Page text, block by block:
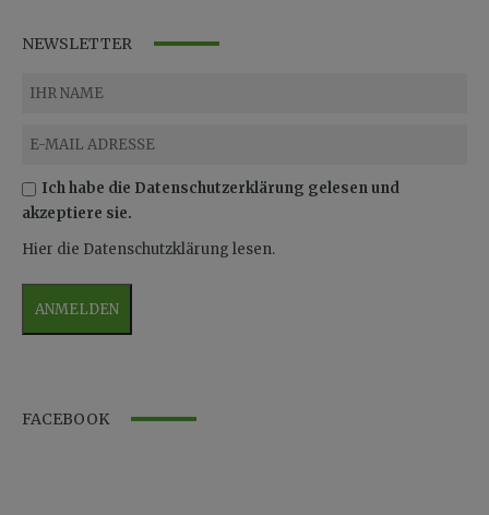
NEWSLETTER
Ich habe die Datenschutzerklärung gelesen und
akzeptiere sie.
Hier die Datenschutzklärung lesen.
FACEBOOK